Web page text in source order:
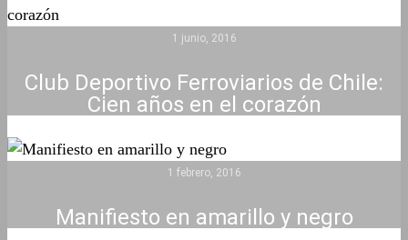
1 junio, 2016
Club Deportivo Ferroviarios de Chile:
Cien años en el corazón
1 febrero, 2016
Manifiesto en amarillo y negro